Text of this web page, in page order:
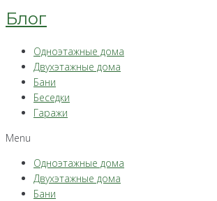
Блог
Одноэтажные дома
Двухэтажные дома
Бани
Беседки
Гаражи
Menu
Одноэтажные дома
Двухэтажные дома
Бани